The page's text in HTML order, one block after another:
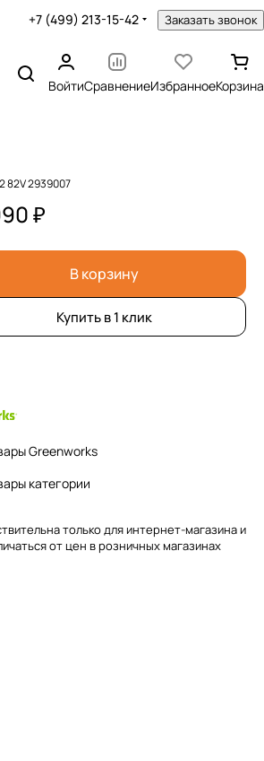
+7 (499) 213-15-42 Заказать звонок
ВойтиСравнениеИзбранноеКорзина
82V 2939007
₽
В корзину
Купить в 1 клик
Greenworks
категории
только для интернет-магазина и
от цен в розничных магазинах